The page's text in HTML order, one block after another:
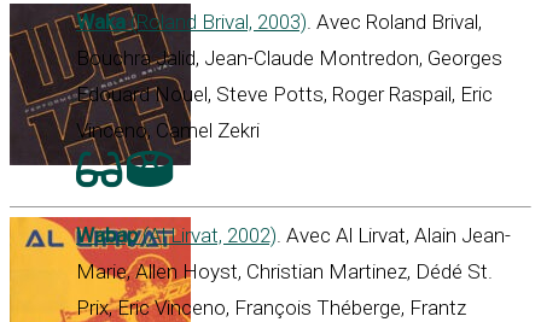
Waka(Roland Brival, 2003). Avec Roland Brival,
Bouchra Jalid, Jean-Claude Montredon, Georges
Edouard Nouel, Steve Potts, Roger Raspail, Eric
Vinceno, Camel Zekri
Wabap(Al Lirvat, 2002). Avec Al Lirvat, Alain Jean-
Marie, Allen Hoyst, Christian Martinez, Dédé St.
Prix, Eric Vinceno, François Théberge, Frantz